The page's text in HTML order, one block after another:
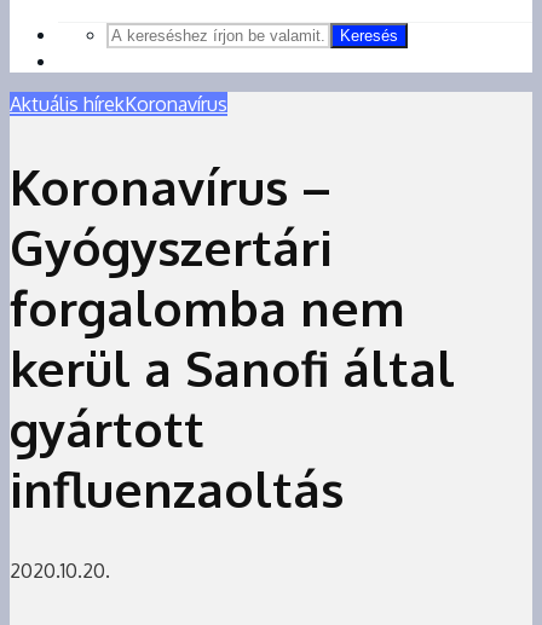
Keresés
Aktuális hírekKoronavírus
Koronavírus –
Gyógyszertári
forgalomba nem
kerül a Sanofi által
gyártott
influenzaoltás
2020.10.20.